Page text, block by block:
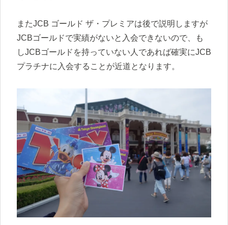
またJCB ゴールド ザ・プレミアは後で説明しますが
JCBゴールドで実績がないと入会できないので、も
しJCBゴールドを持っていない人であれば確実にJCB
プラチナに入会することが近道となります。